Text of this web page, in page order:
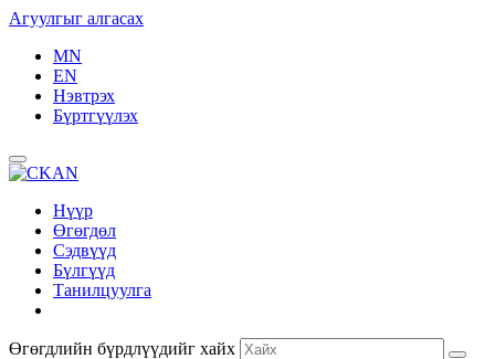
Агуулгыг алгасах
MN
EN
Нэвтрэх
Бүртгүүлэх
Нүүр
Өгөгдөл
Сэдвүүд
Бүлгүүд
Танилцуулга
Өгөгдлийн бүрдлүүдийг хайх